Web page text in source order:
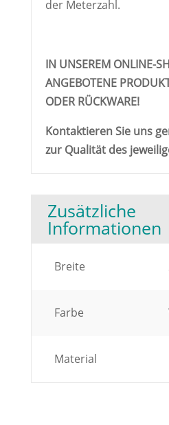
der Meterzahl.
IN UNSEREM ONLINE-
ANGEBOTENE
ODER RÜCKWARE!
Kontaktieren Sie uns
zur Qualität des
Zusätzliche
Informationen
Breite
Farbe
Material